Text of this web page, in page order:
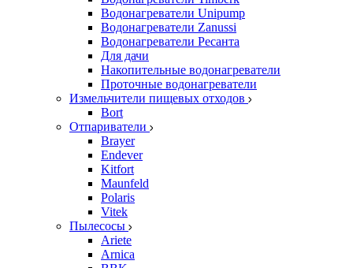
Водонагреватели Unipump
Водонагреватели Zanussi
Водонагреватели Ресанта
Для дачи
Накопительные водонагреватели
Проточные водонагреватели
Измельчители пищевых отходов
Bort
Отпариватели
Brayer
Endever
Kitfort
Maunfeld
Polaris
Vitek
Пылесосы
Ariete
Arnica